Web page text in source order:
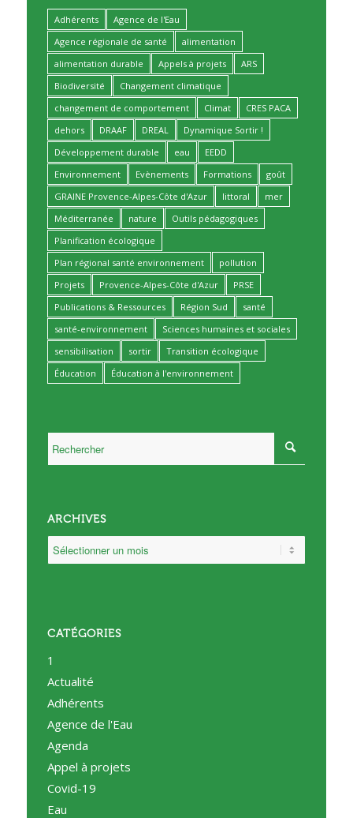
Adhérents
Agence de l'Eau
Agence régionale de santé
alimentation
alimentation durable
Appels à projets
ARS
Biodiversité
Changement climatique
changement de comportement
Climat
CRES PACA
dehors
DRAAF DREAL
Dynamique Sortir !
Développement durable
eau
EEDD
Environnement
Evènements Formations
goût
GRAINE Provence-Alpes-Côte d'Azur
littoral
mer
Méditerranée
nature
Outils pédagogiques
Planification écologique
Plan régional santé environnement
pollution
Projets
Provence-Alpes-Côte d'Azur
PRSE
Publications & Ressources
Région Sud
santé
santé-environnement
Sciences humaines et sociales
sensibilisation
sortir
Transition écologique
Éducation
Éducation à l'environnement
ARCHIVES
CATÉGORIES
1
Actualité
Adhérents
Agence de l'Eau
Agenda
Appel à projets
Covid-19
Eau